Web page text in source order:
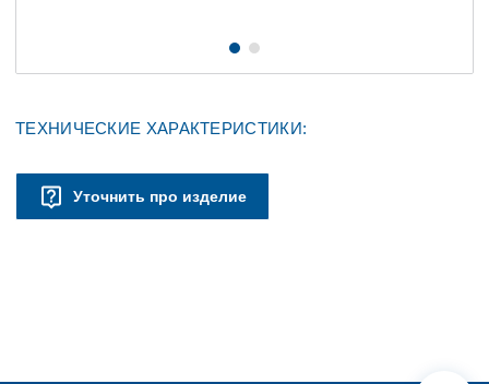
ТЕХНИЧЕСКИЕ ХАРАКТЕРИСТИКИ:
Уточнить про изделие